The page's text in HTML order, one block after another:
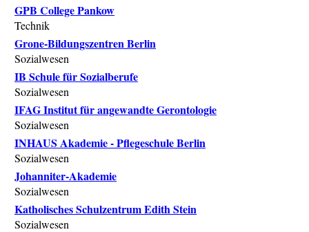
GPB College Pankow
Technik
Grone-Bildungszentren Berlin
Sozialwesen
IB Schule für Sozialberufe
Sozialwesen
IFAG Institut für angewandte Gerontologie
Sozialwesen
INHAUS Akademie - Pflegeschule Berlin
Sozialwesen
Johanniter-Akademie
Sozialwesen
Katholisches Schulzentrum Edith Stein
Sozialwesen